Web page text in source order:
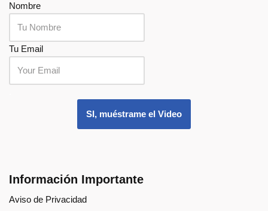
Nombre
Tu Email
SI, muéstrame el Video
Información Importante
Aviso de Privacidad